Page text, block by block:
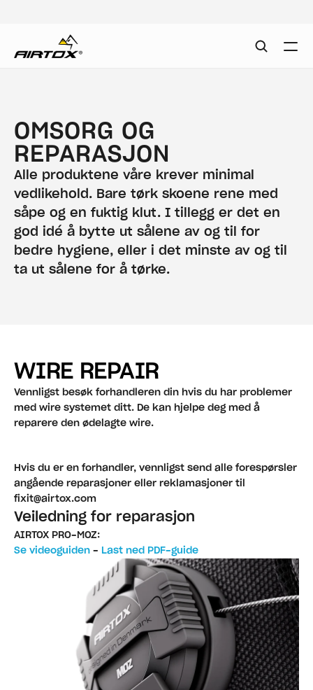
OMSORG OG
REPARASJON
Alle produktene våre krever minimal
vedlikehold. Bare tørk skoene rene med
såpe og en fuktig klut. I tillegg er det en
god idé å bytte ut sålene av og til for
bedre hygiene, eller i det minste av og til
ta ut sålene for å tørke.
WIRE REPAIR
Vennligst besøk forhandleren din hvis du har problemer
med wire systemet ditt. De kan hjelpe deg med å
reparere den ødelagte wire.
Hvis du er en forhandler, vennligst send alle forespørsler
angående reparasjoner eller reklamasjoner til
fixit@airtox.com
Veiledning for reparasjon
AIRTOX PRO-MOZ:
Se videoguiden - Last ned PDF-guide